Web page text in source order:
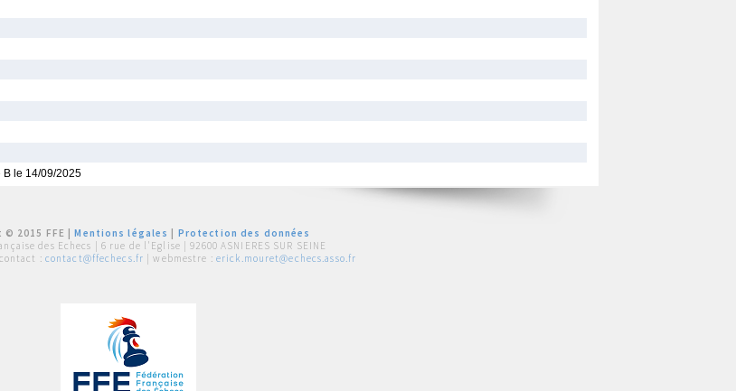
B le 14/09/2025
© 2015 FFE |Mentions légales
Protection des données
des Echecs | 6 rue de l'Eglise | 92600 ASNIERES SUR SEINE
: contact@ffechecs.fr | webmestre : erick.mouret@echecs.asso.fr